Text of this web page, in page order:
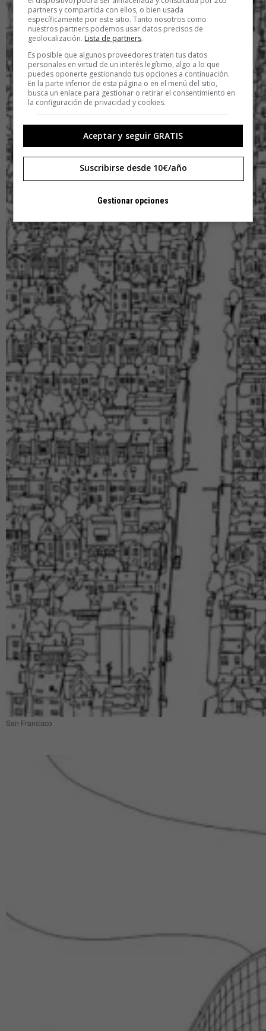
San Francisco
partners y compartida con ellos, o bien usada
específicamente por este sitio. Tanto nosotros como
nuestros partners podemos usar datos precisos de
geolocalización. Lista de partners.
Es posible que algunos proveedores traten tus datos
personales en virtud de un interés legítimo, algo a lo que
puedes oponerte gestionando tus opciones a continuación.
En la parte inferior de esta página o en el menú del sitio,
busca un enlace para gestionar o retirar el consentimiento en
la configuración de privacidad y cookies.
Aceptar y seguir GRATIS
Suscribirse desde 10€/año
Gestionar opciones